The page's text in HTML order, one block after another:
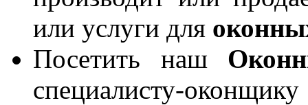
или услуги для
Посетить наш
специалисту-оконщику